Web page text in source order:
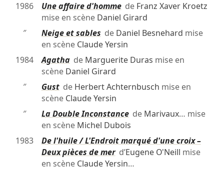
1986
Une affaire d'hommede Franz Xaver Kroetz
mise en scène Daniel Girard
″
Neige et sables de Daniel Besnehard mise
en scène Claude Yersin
1984
Agathade Marguerite Duras mise en
scène Daniel Girard
″
Gustde Herbert Achternbusch mise en
scène Claude Yersin
″
La Double Inconstancede Marivaux… mise
en scène Michel Dubois
1983
De l'huile / L'Endroit marqué d'une croix –
Deux pièces de merd’Eugene O'Neill mise
en scène Claude Yersin…